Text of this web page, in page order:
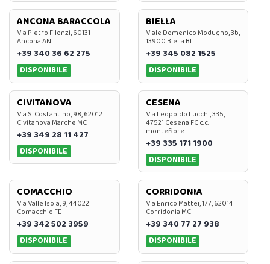
ANCONA BARACCOLA
Via Pietro Filonzi, 60131
Ancona AN
+39 340 36 62 275
DISPONIBILE
BIELLA
Viale Domenico Modugno, 3b,
13900 Biella BI
+39 345 082 1525
DISPONIBILE
CIVITANOVA
Via S. Costantino, 98, 62012
Civitanova Marche MC
+39 349 28 11 427
DISPONIBILE
CESENA
Via Leopoldo Lucchi, 335,
47521 Cesena FC c.c.
montefiore
+39 335 171 1900
DISPONIBILE
COMACCHIO
Via Valle Isola, 9, 44022
Comacchio FE
+39 342 502 3959
DISPONIBILE
CORRIDONIA
Via Enrico Mattei, 177, 62014
Corridonia MC
+39 340 77 27 938
DISPONIBILE